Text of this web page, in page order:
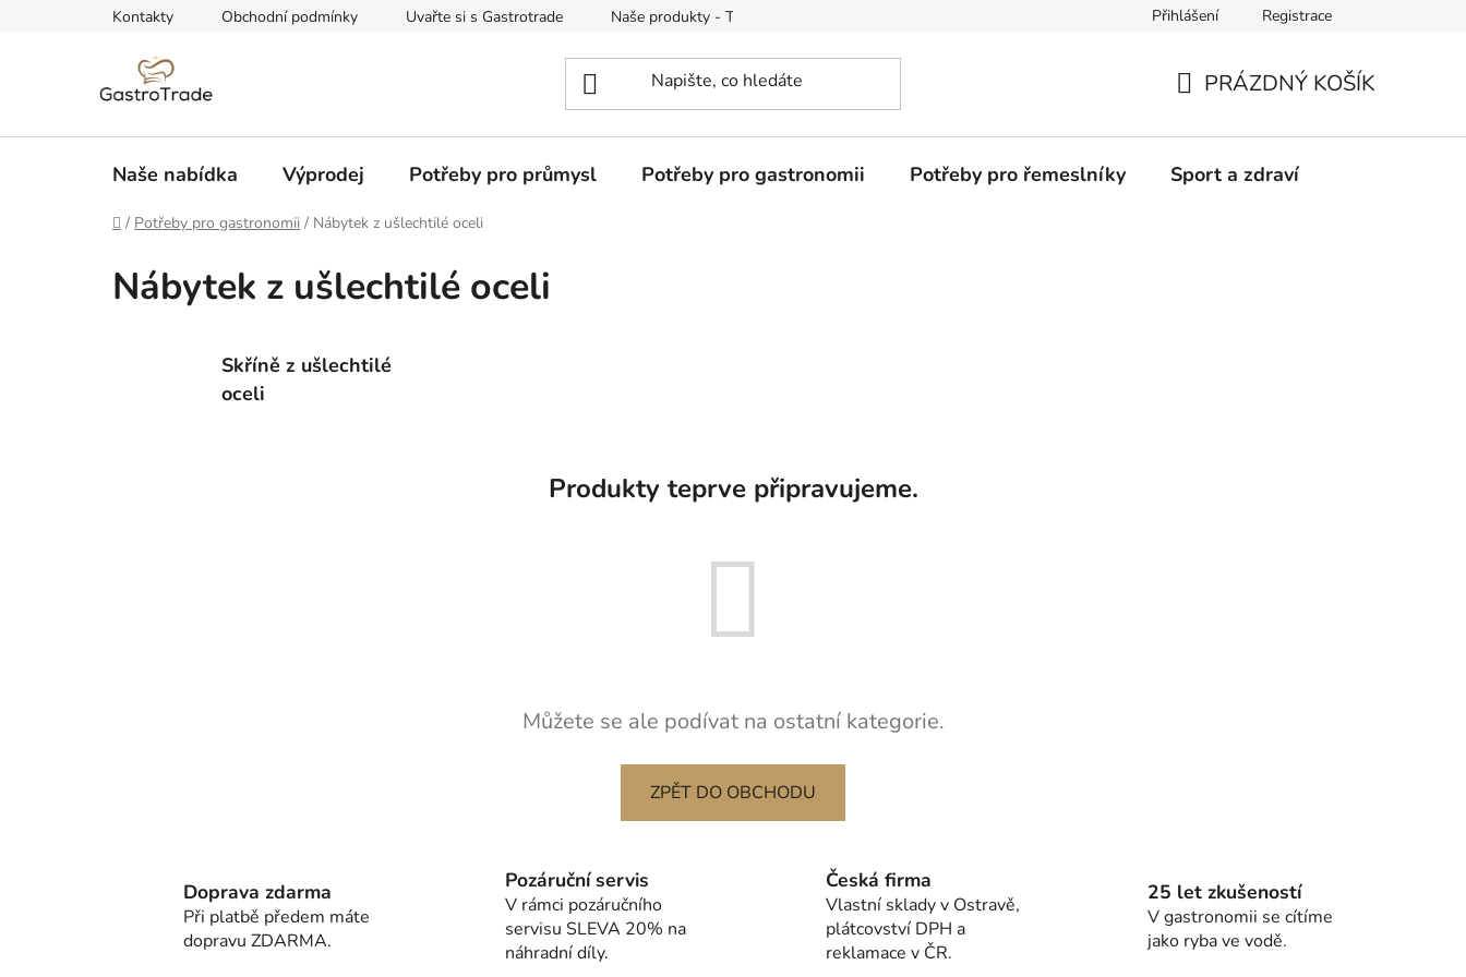
Kontakty Obchodní podmínky Uvařte si s Gastrotrade Naše produkty - Tipy a triky Přihlášení Registrace
KOŠÍK
PRÁZDNÝ KOŠÍK
Naše nabídka Výprodej Potřeby pro průmysl Potřeby pro gastronomii Potřeby pro řemeslníky Sport a zdraví
Domů
/ Potřeby pro gastronomii / Nábytek z ušlechtilé oceli
Nábytek z ušlechtilé oceli
Skříně z ušlechtilé
oceli
Produkty teprve připravujeme.
Můžete se ale podívat na ostatní kategorie.
ZPĚT DO OBCHODU
Doprava zdarma
Při platbě předem máte
dopravu ZDARMA.
Pozáruční servis
V rámci pozáručního
servisu SLEVA 20% na
náhradní díly.
Česká firma
Vlastní sklady v Ostravě,
plátcovství DPH a
reklamace v ČR.
25 let zkušeností
V gastronomii se cítíme
jako ryba ve vodě.